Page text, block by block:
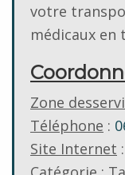
votre
médicaux en
Zone
Téléphone :
Site Internet :